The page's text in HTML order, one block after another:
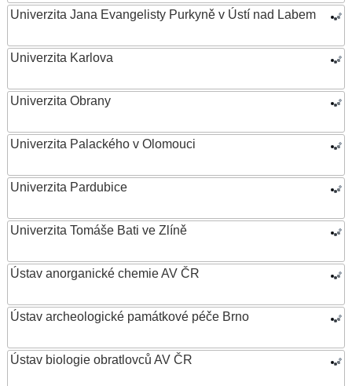
Univerzita Jana Evangelisty Purkyně v Ústí nad Labem
Univerzita Karlova
Univerzita Obrany
Univerzita Palackého v Olomouci
Univerzita Pardubice
Univerzita Tomáše Bati ve Zlíně
Ústav anorganické chemie AV ČR
Ústav archeologické památkové péče Brno
Ústav biologie obratlovců AV ČR